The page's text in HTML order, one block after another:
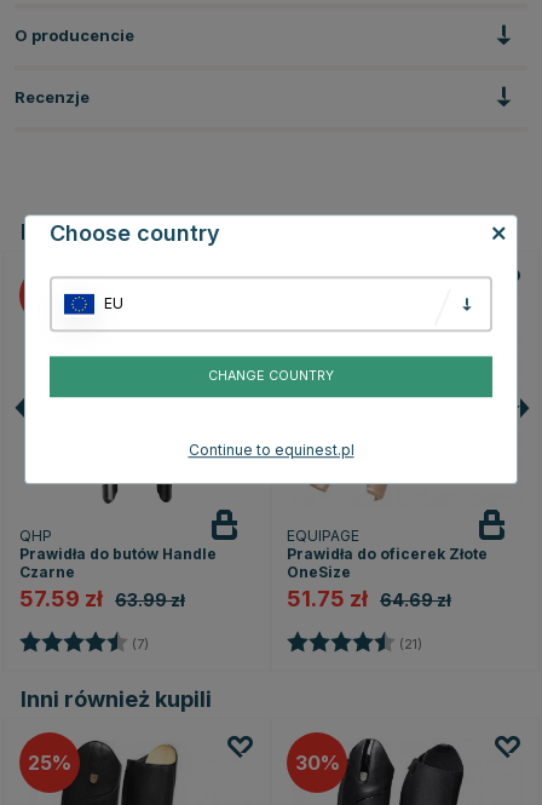
O producencie
Recenzje
Powiązane produkty
QHP
Prawidła do butów Handle
Czarne
57.59 zł 63.99 zł
Ocena: (7)
EQUIPAGE
Prawidła do oficerek Złote
OneSize
51.75 zł 64.69 zł
Ocena: (21)
Inni również kupili
25 30
Choose country
EU
CHANGE COUNTRY
Continue to equinest.pl